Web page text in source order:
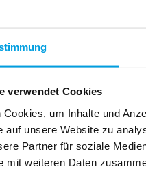
verwendet Cookies
Cookies, um Inhalte und
auf unsere Website zu
Partner für soziale
mit weiteren Daten